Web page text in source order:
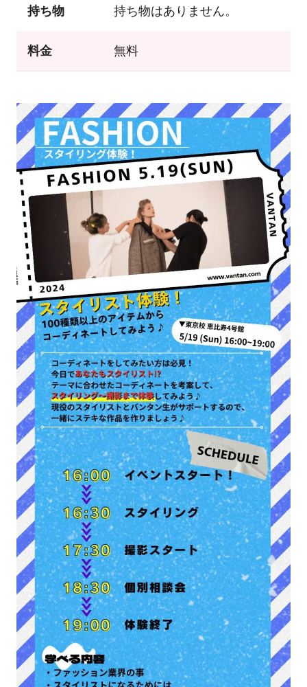
持ち物 持ち物はありません。
料金 無料